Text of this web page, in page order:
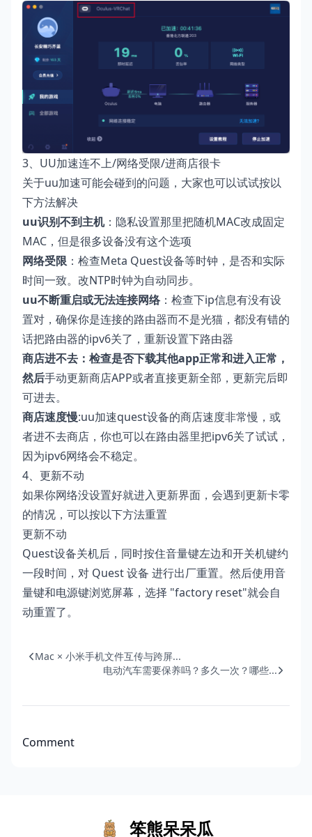
3、UU加速连不上/网络受限/进商店很卡
关于uu加速可能会碰到的问题，大家也可以试试按以
下方法解决
uu识别不到主机：隐私设置那里把随机MAC改成固定
MAC，但是很多设备没有这个选项
网络受限 ：检查Meta Quest设备等时钟，是否和实际
时间一致。改NTP时钟为自动同步。
uu不断重启或无法连接网络：检查下ip信息有没有设
置对，确保你是连接的路由器而不是光猫，都没有错的
话把路由器的ipv6关了，重新设置下路由器
商店进不去：检查是否下载其他app正常和进入正常，
然后手动更新商店APP或者直接更新全部，更新完后即
可进去。
商店速度慢:uu加速quest设备的商店速度非常慢，或
者进不去商店，你也可以在路由器里把ipv6关了试试，
因为ipv6网络会不稳定。
4、更新不动
如果你网络没设置好就进入更新界面，会遇到更新卡零
的情况，可以按以下方法重置
更新不动
Quest设备关机后，同时按住音量键左边和开关机键约
一段时间，对 Quest 设备 进行出厂重置。然后使用音
量键和电源键浏览屏幕，选择 "factory reset"就会自
动重置了。
Mac × 小米手机文件互传与跨屏...
电动汽车需要保养吗？多久一次？哪些...
Comment
笨熊呆呆瓜